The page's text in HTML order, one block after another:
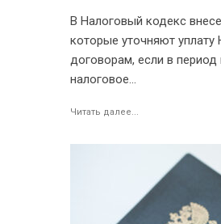
В Налоговый кодекс
которые уточняют
договорам, если в
налоговое...
Читать далее...